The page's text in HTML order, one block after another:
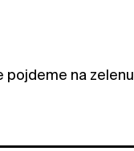
pojdeme na